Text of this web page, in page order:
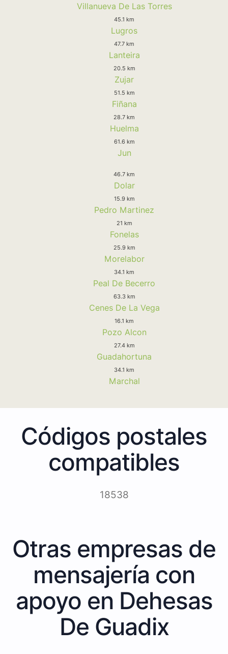
Villanueva De Las Torres
45.1 km
Lugros
47.7 km
Lanteira
20.5 km
Zujar
51.5 km
Fiñana
28.7 km
Huelma
61.6 km
Jun
46.7 km
Dolar
15.9 km
Pedro Martinez
21 km
Fonelas
25.9 km
Morelabor
34.1 km
Peal De Becerro
63.3 km
Cenes De La Vega
16.1 km
Pozo Alcon
27.4 km
Guadahortuna
34.1 km
Marchal
Códigos postales
compatibles
18538
Otras empresas de
mensajería con
apoyo en Dehesas
De Guadix